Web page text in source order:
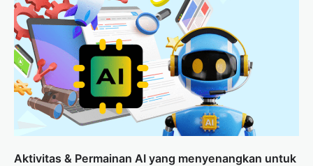
Aktivitas & Permainan AI yang menyenangkan untuk